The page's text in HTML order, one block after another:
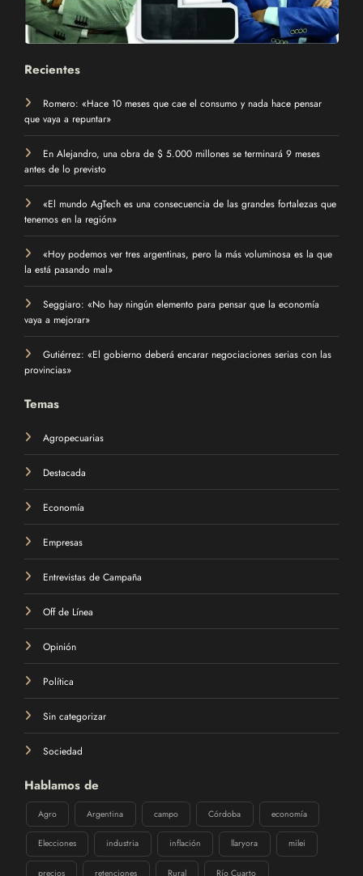
Recientes
Romero: «Hace 10 meses que cae el consumo y nada hace pensar
que vaya a repuntar»
En Alejandro, una obra de $ 5.000 millones se terminará 9 meses
antes de lo previsto
«El mundo AgTech es una consecuencia de las grandes fortalezas que
tenemos en la región»
«Hoy podemos ver tres argentinas, pero la más voluminosa es la que
la está pasando mal»
Seggiaro: «No hay ningún elemento para pensar que la economía
vaya a mejorar»
Gutiérrez: «El gobierno deberá encarar negociaciones serias con las
provincias»
Temas
Agropecuarias
Destacada
Economía
Empresas
Entrevistas de Campaña
Off de Línea
Opinión
Política
Sin categorizar
Sociedad
Hablamos de
Agro Argentina campo Córdoba economía
Elecciones industria inflación llaryora milei
precios retenciones Rural Río Cuarto